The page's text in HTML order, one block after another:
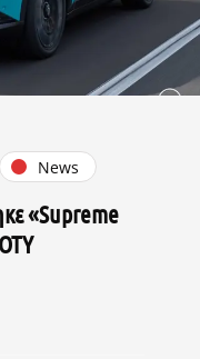
News
«Supreme